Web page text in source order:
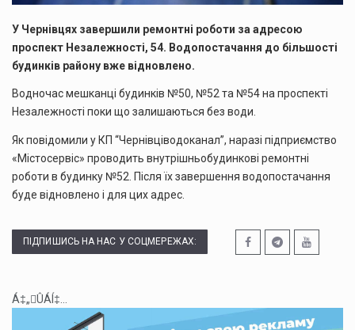
У Чернівцях завершили ремонтні роботи за адресою
проспект Незалежності, 54. Водопостачання до більшості
будинків району вже відновлено.
Водночас мешканці будинків №50, №52 та №54 на проспекті
Незалежності поки що залишаються без води.
Як повідомили у КП “Чернівціводоканал”, наразі підприємство
«Містосервіс» проводить внутрішньобудинкові ремонтні
роботи в будинку №52. Після їх завершення водопостачання
буде відновлено і для цих адрес.
ПІДПИШИСЬ НА НАС У СОЦМЕРЕЖАХ:
Á‡„ÛÁÍ‡...